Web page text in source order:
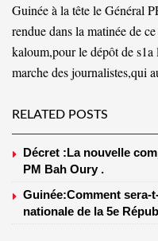
Guinée à la tête le Général
rendue dans la matinée de
kaloum,pour le dépôt de s1a
marche des journalistes,qui
RELATED POSTS
Décret :La nouvelle
PM Bah Oury .
Guinée:Comment sera-
nationale de la 5e